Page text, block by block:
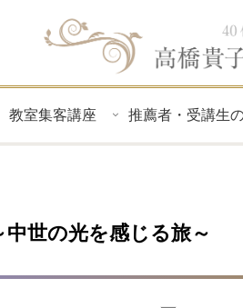
教室集客講座 推薦者・受講生
世の光を感じる旅～